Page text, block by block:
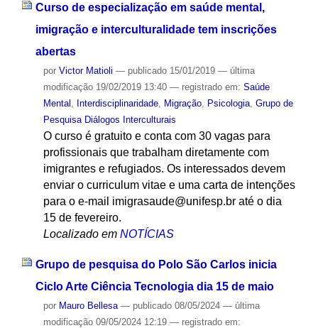
Curso de especialização em saúde mental,
imigração e interculturalidade tem inscrições
abertas
por Victor Matioli — publicado15/01/2019 — última
modificação19/02/2019 13:40 — registrado em: Saúde
Mental
Interdisciplinaridade, Migração, Psicologia, Grupo de
Pesquisa Diálogos Interculturais
O curso é gratuito e conta com 30 vagas para
profissionais que trabalham diretamente com
imigrantes e refugiados. Os interessados devem
enviar o curriculum vitae e uma carta de intenções
para o e-mail imigrasaude@unifesp.br até o dia
15 de fevereiro.
Localizado em NOTÍCIAS
Grupo de pesquisa do Polo São Carlos inicia
Ciclo Arte Ciência Tecnologia dia 15 de maio
por Mauro Bellesa — publicado08/05/2024 — última
modificação09/05/2024 12:19 — registrado em: